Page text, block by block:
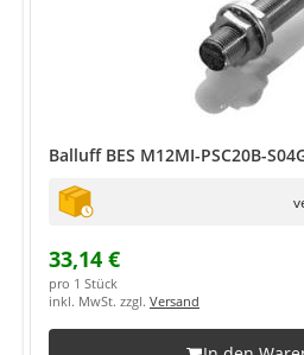
Balluff BES M12MI-PSC20B-
33,14 €
pro 1 Stück
inkl. MwSt. zzgl. Versand